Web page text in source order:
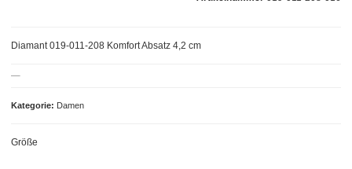
Kategorie Damen
Diamant 019-011-208 Komfort Absatz 4,2 cm
Größe